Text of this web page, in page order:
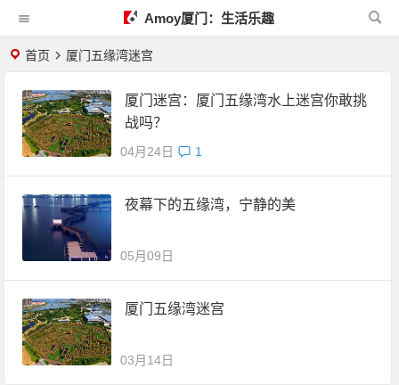
Amoy厦门：生活乐趣
首页 厦门五缘湾迷宫
厦门迷宫：厦门五缘湾水上迷宫你敢挑
战吗？
04月24日 1
夜幕下的五缘湾，宁静的美
05月09日
厦门五缘湾迷宫
03月14日